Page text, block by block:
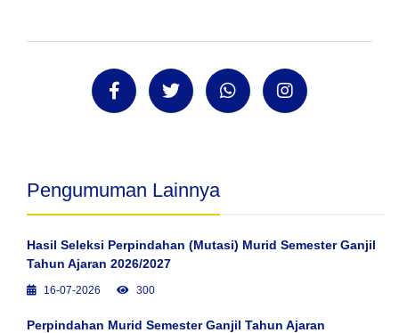
Pengumuman Lainnya
Hasil Seleksi Perpindahan (Mutasi) Murid Semester Ganjil
Tahun Ajaran 2026/2027
16-07-2026 300
Perpindahan Murid Semester Ganjil Tahun Ajaran